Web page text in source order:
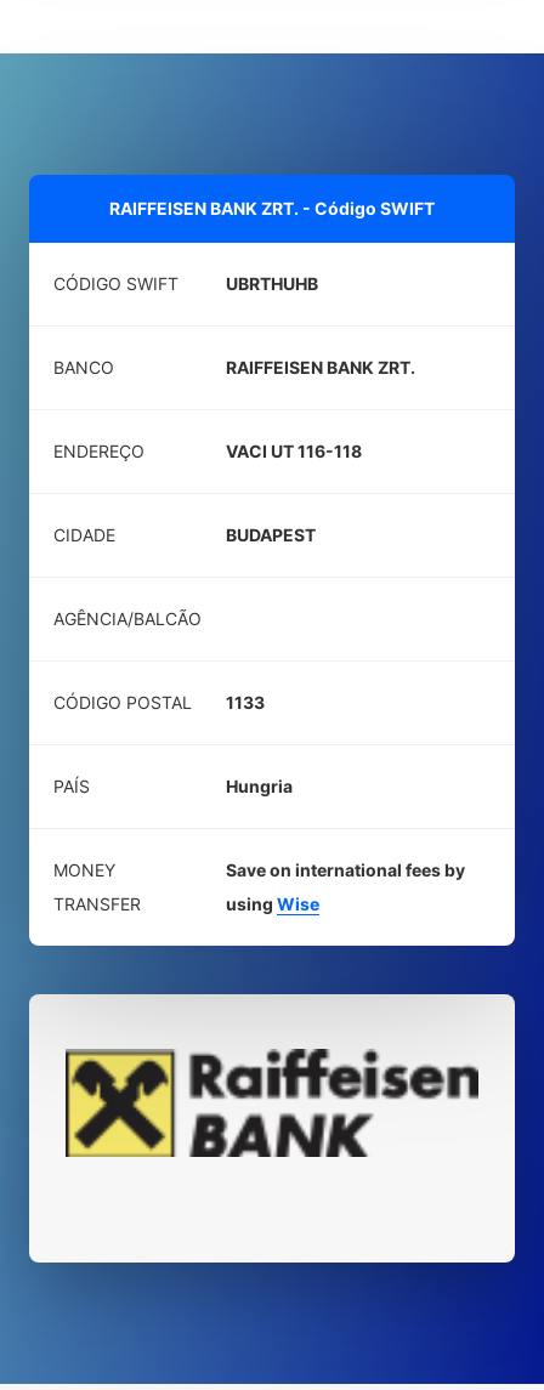
RAIFFEISEN BANK ZRT. - Código SWIFT
CÓDIGO SWIFT UBRTHUHB
BANCO RAIFFEISEN BANK ZRT.
ENDEREÇO VACI UT 116-118
CIDADE BUDAPEST
AGÊNCIA/BALCÃO
CÓDIGO POSTAL 1133
PAÍS Hungria
MONEY
TRANSFER
Save on international fees by
using Wise